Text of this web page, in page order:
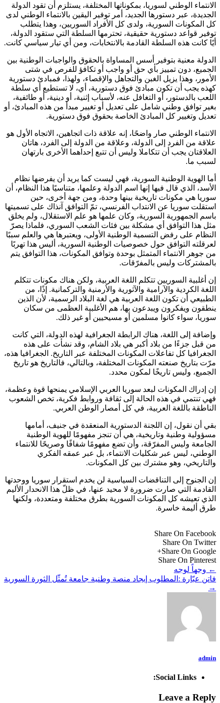
الانتماء الوطني لسوريا، بمكوناتها المختلفة، يستلزم أن تقود الدولة
الجديدة، عبر دستورها الجديد، أمر توفير اليقين بالانتماء الوطني لدى
كل المكونات السورية، ولدى كل الأفراد السوريين، وهذا يتطلب
توفير قواعد دستورية حقيقية، تحترمها السلطة التي ستقود الدولة،
أيًا كانت هذه السلطة القادمة بالانتخابات، ومن أي تيار سياسي كانت.
الدولة معنية بتوفير أسس المساواة بالحقوق والواجبات الوطنية بين
الجميع، دون تمييز بأي حق أو واجب أو تكافؤ للفرص في شتى
الأمور، وهذا يزيل الغبن والتجاهل والإقصاء، ولهذا، فمبادئ دستورية
كهذه يجب أن تكون مبادئ فوق دستورية، أي، لا تستطيع أي سلطة
اللعب بالدستور، أو التغافل عنه، لأسباب إثنية، أو دينية، أو طائفية،
بغير توافق وطني شامل على تعديل أو تغيير مبدأ من هذه المبادئ، أو
تعديل وتغيير كل المبادئ الخاصة بحقوق فوق دستورية.
الانتماء الوطني صار واضحًا، إنه علاقة ذات اتجاهين، الاتجاه الأول هو
علاقة من الفرد إلى الدولة، وعلاقة من الدولة إلى الفرد، هاتان
العلاقتان يجب أن تتكاملا وليس أن تتبع إحداهما الأخرى بارتهان
لسبب ما.
أما الهوية الوطنية السورية، فهي ليست كما يريد أن يفرضها نظام
الأسد، الذي قال فيها إنها اسم الدولة وعلمها، متناسيًا هذا النظام، أن
سوريا هي مكونات تاريخية بينها وحدة، ومن جهة أخرى، حين
استقلت سوريا عن الانتداب الفرنسي، تمّ التوافق آنذاك على تسميتها
باسم الجمهورية السورية، وكان علمها هو علم الاستقلال، ولم يخلق
مثل هذا التوافق أي مشكلة بين فئات الشعب السوري، فلماذا يصرّ
النظام على رفض التسمية الوطنية الأولى، ويعتبرها هي والعلم سببًا
لعرقلته التوافق حول خصوصيات الوطنية السورية، أليس هذا تهربًا
من جوهر الانتماء المتمثل بوحدة وتوافق المكونات، هذا التوافق يتم
بالمشتركات وليس بالمفرّقات.
إن أغلبية السوريين تتكلم اللغة العربية، ولكن هناك مكونات تتكلم
اللغة الكردية والآرامية والآثورية والأرمنية والتركمانية. إذًا، من
الطبيعي أن تكون اللغة العربية هي لغة البلاد الرسمية، لأن الذين
ينطقون ويفكرون ويبدعون بها، هم الأغلبية العظمى من سكان
سوريا، سواء كانوا مسلمين أو مسيحيين أو غير ذلك.
وإضافة إلى اللغة، هناك الرابطة الجغرافية لهذه الدولة، التي كانت
من قبل جزءًا من بلاد أكبر هي بلاد الشام، وقد نشأت على هذه
الجغرافيا كل تفاعلات المكونات المختلفة عبر التاريخ. الجغرافيا هذه،
مرّت بتاريخ صنعته المكونات المختلفة، وبالتالي، فالتاريخ هو تاريخ
الجميع، وليس تاريخًا لمكون محدد.
إن إدراك المكونات لبعد سوريا العربي الإسلامي يمنحها قوة وعظمة،
فهي تنتمي في هذه الحالة إلى ثقافة وروابط فكرية، تخص الشعوب
الناطقة باللغة العربية، في كل أمصار الوطن العربي.
بقي أن نقول، إن اللجنة الدستورية المنعقدة في جنيف، أمامها
مسؤولية وطنية وتاريخية، هي أن تنجز مفهومًا للهوية الوطنية
الجامعة وليس المفرّقة، وأن تضع مفهومًا شفافًا وصريحًا للانتماء
الوطني، ليس عبر شكليات الانتماء، بل عبر عمقه الفكري
والتاريخي، وهو مشترك بين كل المكونات.
إن الجنوح إلى التناقضات السياسية لن يخدم استقرار سوريا ووحدتها
القادمة التي صارت ضرورة لا محيد عنها، في ظلّ هذا الانحدار الأليم
الذي تعيشه كل المكونات السورية بطرق مختلفة ومتعددة، ولكنها
طرق أليمة خاسرة.
Share On Facebook
Share On Twitter
Share On Google+
Share On Pinterest
← وجهاً لوجه
فاتن عبّارة :المطلوب إيجاد منصة وطنية جامعة تُمثّل الثورة السورية
→
admin
Social Links:
Leave a Reply